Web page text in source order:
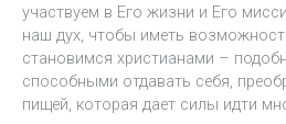
участвуем в Его жизни и Его
наш дух, чтобы иметь
становимся христианами –
способными отдавать себя,
пищей, которая дает силы идти